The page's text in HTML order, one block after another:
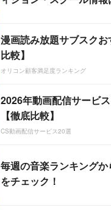
漫画読み放題サブスク
比較】
オリコン顧客満足度ランキング
2026年動画配信サービ
【徹底比較】
CS動画配信サービス20選
毎週の音楽ランキング
をチェック！